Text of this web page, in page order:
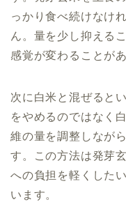
っかり食べ続けなけ
ん。量を少し抑える
感覚が変わることが
次に白米と混ぜると
をやめるのではなく
維の量を調整しなが
す。この方法は発芽
への負担を軽くした
います。